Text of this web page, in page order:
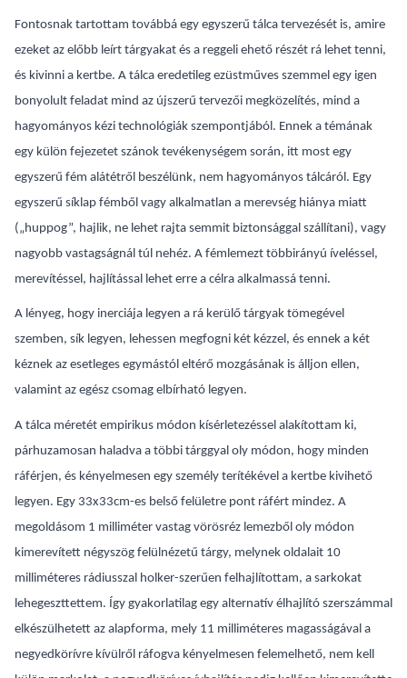
Fontosnak tartottam továbbá egy egyszerű tálca tervezését is, amire
ezeket az előbb leírt tárgyakat és a reggeli ehető részét rá lehet tenni,
és kivinni a kertbe. A tálca eredetileg ezüstműves szemmel egy igen
bonyolult feladat mind az újszerű tervezői megközelítés, mind a
hagyományos kézi technológiák szempontjából. Ennek a témának
egy külön fejezetet szánok tevékenységem során, itt most egy
egyszerű fém alátétről beszélünk, nem hagyományos tálcáról. Egy
egyszerű síklap fémből vagy alkalmatlan a merevség hiánya miatt
(„huppog”, hajlik, ne lehet rajta semmit biztonsággal szállítani), vagy
nagyobb vastagságnál túl nehéz. A fémlemezt többirányú íveléssel,
merevítéssel, hajlítással lehet erre a célra alkalmassá tenni.
A lényeg, hogy inerciája legyen a rá kerülő tárgyak tömegével
szemben, sík legyen, lehessen megfogni két kézzel, és ennek a két
kéznek az esetleges egymástól eltérő mozgásának is álljon ellen,
valamint az egész csomag elbírható legyen.
A tálca méretét empirikus módon kísérletezéssel alakítottam ki,
párhuzamosan haladva a többi tárggyal oly módon, hogy minden
ráférjen, és kényelmesen egy személy terítékével a kertbe kivihető
legyen. Egy 33x33cm-es belső felületre pont ráfért mindez. A
megoldásom 1 milliméter vastag vörösréz lemezből oly módon
kimerevített négyszög felülnézetű tárgy, melynek oldalait 10
milliméteres rádiusszal holker-szerűen felhajlítottam, a sarkokat
lehegeszttettem. Így gyakorlatilag egy alternatív élhajlító szerszámmal
elkészülhetett az alapforma, mely 11 milliméteres magasságával a
negyedkörívre kívülről ráfogva kényelmesen felemelhető, nem kell